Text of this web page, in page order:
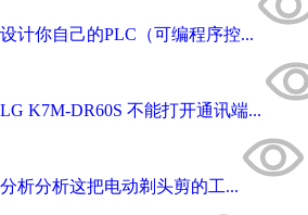
设计你自己的PLC（可编程序控...
LG K7M-DR60S 不能打开通讯端...
分析分析这把电动剃头剪的工...